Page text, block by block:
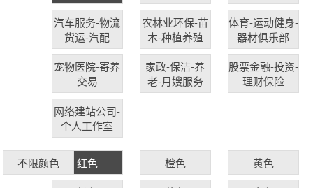
汽车服务-物流
货运-汽配
农林业环保-苗
木-种植养殖
体育-运动健身-
器材俱乐部
宠物医院-寄养
交易
家政-保洁-养
老-月嫂服务
股票金融-投资-
理财保险
网络建站公司-
个人工作室
不限颜色 红色 橙色 黄色